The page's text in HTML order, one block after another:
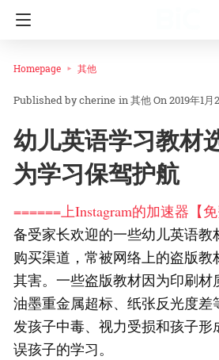
Homepage 其他
cherine in其他On 2019年1月
幼儿英语学习教材
为学习保驾护航
======上Instagram的加速器【
备受家长欢迎的一些幼儿英语教
购买渠道，常被网络上的盗版教
其害。一些盗版教材因为印刷材
油墨重金属超标、纸张反光度差
发孩子中毒、视力受损和孩子形
误孩子的学习。